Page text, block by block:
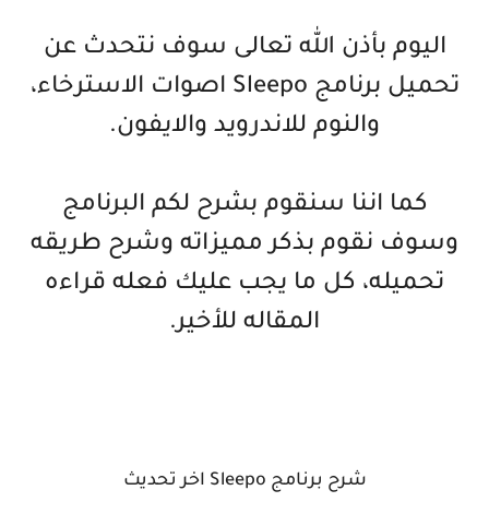
اليوم بأذن الله تعالى سوف نتحدث عن
تحميل برنامج Sleepo اصوات الاسترخاء،
والنوم للاندرويد والايفون.
كما اننا سنقوم بشرح لكم البرنامج
وسوف نقوم بذكر مميزاته وشرح طريقه
تحميله، كل ما يجب عليك فعله قراءه
المقاله للأخير.
شرح برنامج Sleepo اخر تحديث